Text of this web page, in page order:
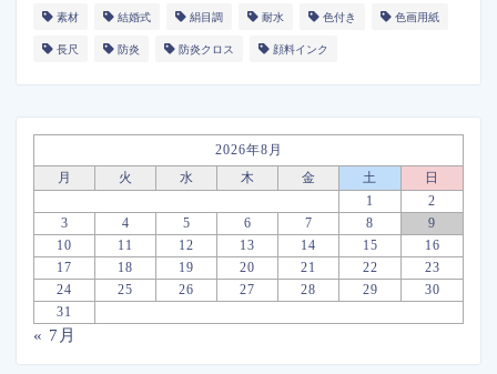
素材 結婚式 絹目調 耐水 色付き 色画用紙
長尺 防炎 防炎クロス 顔料インク
2026年8月
月
火 水 木 金 土
日
1
2
3
4 5 6 7 8
9
10
11 12 13 14 15
16
17
18 19 20 21 22
23
24
25 26 27 28 29
30
31
« 7月